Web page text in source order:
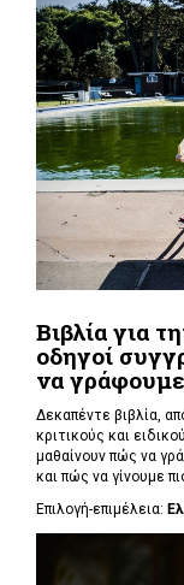
Βιβλία για
οδηγοί
να γράφουμε
Δεκαπέντε βιβλία,
κριτικούς και
μαθαίνουν πώς να
και πώς να γίνουμε
Επιλογή-επιμέλεια: